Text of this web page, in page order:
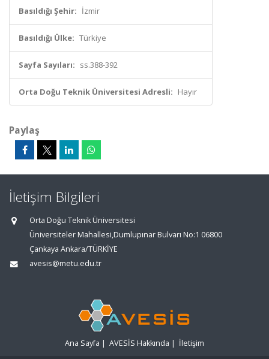
Basıldığı Şehir: İzmir
Basıldığı Ülke: Türkiye
Sayfa Sayıları: ss.388-392
Orta Doğu Teknik Üniversitesi Adresli: Hayır
Paylaş
İletişim Bilgileri
Orta Doğu Teknik Üniversitesi
Üniversiteler Mahallesi,Dumlupınar Bulvarı No:1 06800
Çankaya Ankara/TÜRKİYE
avesis@metu.edu.tr
Ana Sayfa | AVESİS Hakkında | İletişim